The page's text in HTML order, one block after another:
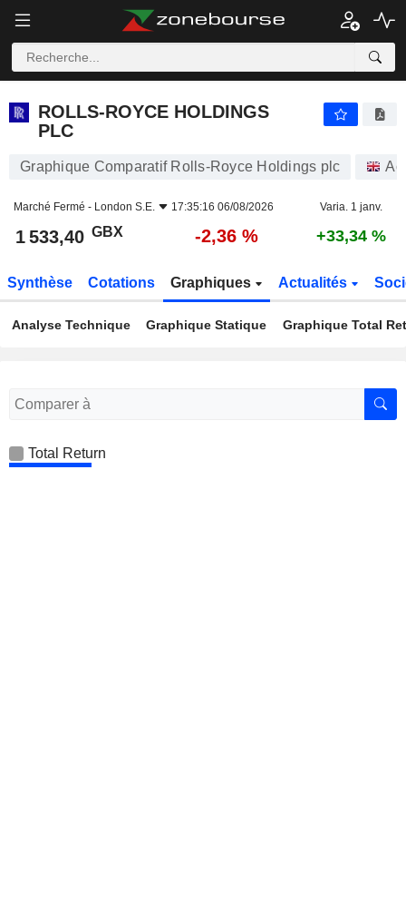
ROLLS-ROYCE HOLDINGS
PLC
Graphique Comparatif Rolls-Royce Holdings plc
Marché Fermé - London S.E. 17:35:16 06/08/2026 Varia. 1 janv.
1 533,40 GBX -2,36 % +33,34 %
Synthèse Cotations Graphiques Actualités
Analyse Technique Graphique Statique Graphique Total
Total Return